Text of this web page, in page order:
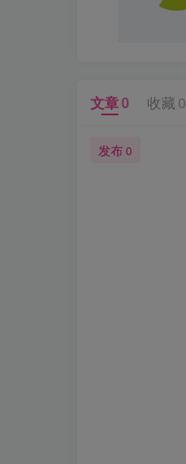
文章0 收藏 0
发布0